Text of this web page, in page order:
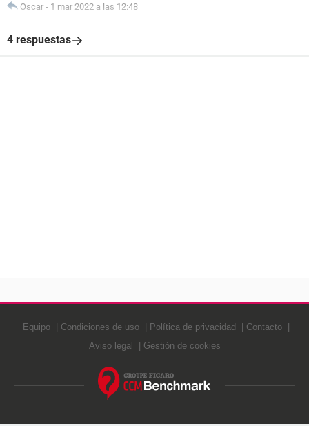
Oscar - 1 mar 2022 a las 12:48
4 respuestas
Equipo Condiciones de uso Política de privacidad
Contacto
Aviso legal
Gestión de cookies